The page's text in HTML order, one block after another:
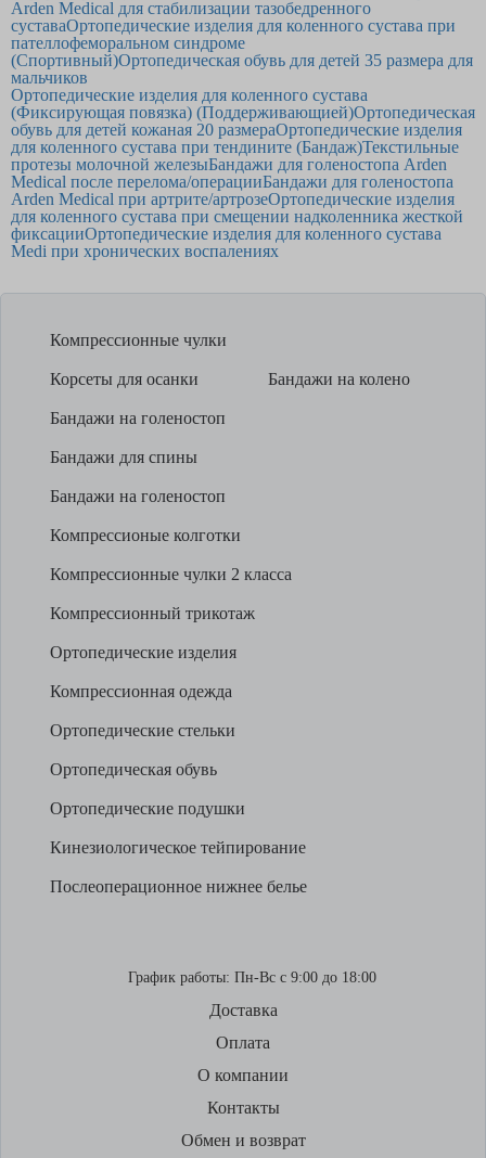
Arden Medical для стабилизации тазобедренного
суставаОртопедические изделия для коленного сустава при
пателлофеморальном синдроме
(Спортивный)Ортопедическая обувь для детей 35 размера для
мальчиков
Ортопедические изделия для коленного сустава
(Фиксирующая повязка) (Поддерживающией)Ортопедическая
обувь для детей кожаная 20 размераОртопедические изделия
для коленного сустава при тендините (Бандаж)Текстильные
протезы молочной железыБандажи для голеностопа Arden
Medical после перелома/операцииБандажи для голеностопа
Arden Medical при артрите/артрозеОртопедические изделия
для коленного сустава при смещении надколенника жесткой
фиксацииОртопедические изделия для коленного сустава
Medi при хронических воспалениях
Компрессионные чулки
Корсеты для осанки Бандажи на колено
Бандажи на голеностоп
Бандажи для спины
Бандажи на голеностоп
Компрессионые колготки
Компрессионные чулки 2 класса
Компрессионный трикотаж
Ортопедические изделия
Компрессионная одежда
Ортопедические стельки
Ортопедическая обувь
Ортопедические подушки
Кинезиологическое тейпирование
Послеоперационное нижнее белье
График работы: Пн-Вс с 9:00 до 18:00
Доставка
Оплата
О компании
Контакты
Обмен и возврат